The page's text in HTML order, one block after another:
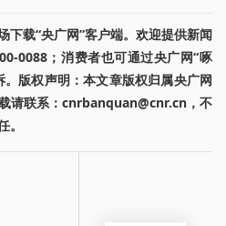
下载“央广网”客户端。欢迎提供新闻
0088；消费者也可通过央广网“啄
版权声明：本文章版权归属央广网
请联系：cnrbanquan@cnr.cn，不